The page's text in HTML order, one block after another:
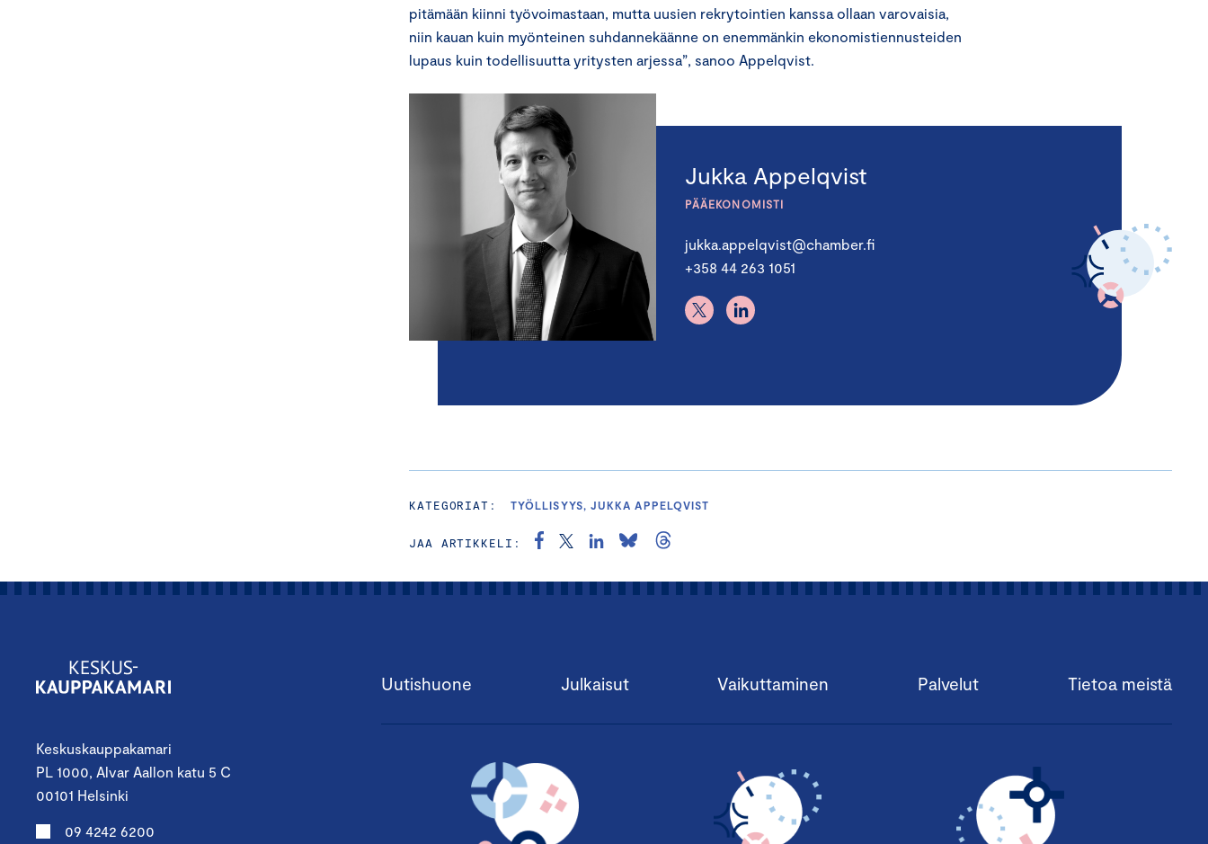
pitämään kiinni työvoimastaan, mutta uusien rekrytointien kanssa ollaan varovaisia,
niin kauan kuin myönteinen suhdannekäänne on enemmänkin ekonomistiennusteiden
lupaus kuin todellisuutta yritysten arjessa”, sanoo Appelqvist.
Jukka Appelqvist
PÄÄEKONOMISTI
jukka.appelqvist@chamber.fi
+358 44 263 1051
KATEGORIAT: TYÖLLISYYS, JUKKA APPELQVIST
JAA ARTIKKELI:
Keskuskauppakamari
PL 1000, Alvar Aallon katu 5 C
00101 Helsinki
09 4242 6200
Uutishuone Julkaisut Vaikuttaminen Palvelut Tietoa meistä